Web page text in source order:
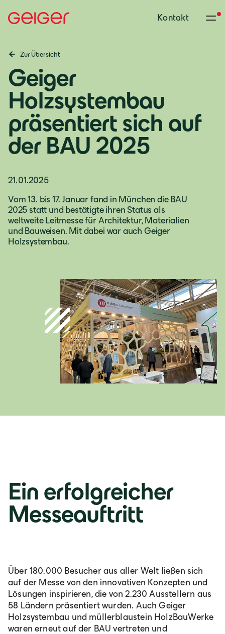
Kontakt
Zur Übersicht
Geiger
Holzsystembau
präsentiert sich auf
der BAU 2025
21.01.2025
Vom 13. bis 17. Januar fand in München die BAU
2025 statt und bestätigte ihren Status als
weltweite Leitmesse für Architektur, Materialien
und Bauweisen. Mit dabei war auch Geiger
Holzsystembau.
Ein erfolgreicher
Messeauftritt
Über 180.000 Besucher aus aller Welt ließen sich
auf der Messe von den innovativen Konzepten und
Lösungen inspirieren, die von 2.230 Ausstellern aus
58 Ländern präsentiert wurden. Auch Geiger
Holzsystembau und müllerblaustein HolzBauWerke
waren erneut auf der BAU vertreten und
Deutschland
Deutsch
Italiano
România